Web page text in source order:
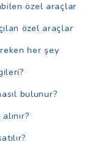
özel araçlar
özel araçlar
her şey
bulunur?